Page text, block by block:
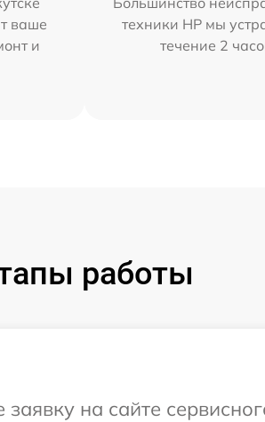
ваше
и
техники HP мы
течение 2
работы
на сайте